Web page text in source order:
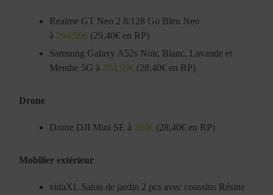
Realme GT Neo 2 8/128 Go Bleu Neo
à 294,99€ (29,40€ en RP)
Samsung Galaxy A52s Noir, Blanc, Lavande et
Menthe 5G à 284,99€ (28,40€ en RP)
Drone
Drone DJI Mini SE à 284€ (28,40€ en RP)
Mobilier extérieur
vidaXL Salon de jardin 2 pcs avec coussins Résine